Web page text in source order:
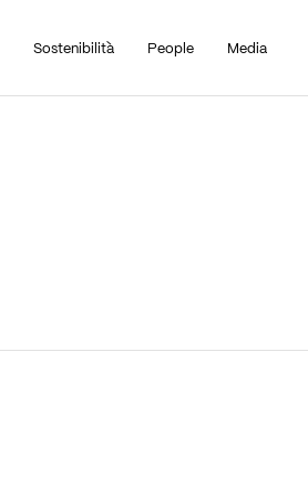
Sostenibilità People Media